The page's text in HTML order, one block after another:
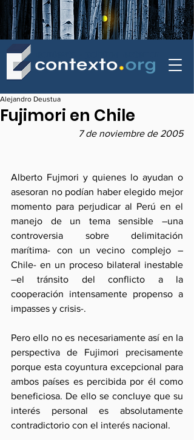
Fujimori en Chile
Alejandro Deustua
7 de noviembre de 2005
Alberto Fujmori y quienes lo ayudan o
asesoran no podían haber elegido mejor
momento para perjudicar al Perú en el
manejo de un tema sensible –una
controversia sobre delimitación
marítima- con un vecino complejo –
Chile- en un proceso bilateral inestable
–el tránsito del conflicto a la
cooperación intensamente propenso a
impasses y crisis-.
Pero ello no es necesariamente así en la
perspectiva de Fujimori precisamente
porque esta coyuntura excepcional para
ambos países es percibida por él como
beneficiosa. De ello se concluye que su
interés personal es absolutamente
contradictorio con el interés nacional.